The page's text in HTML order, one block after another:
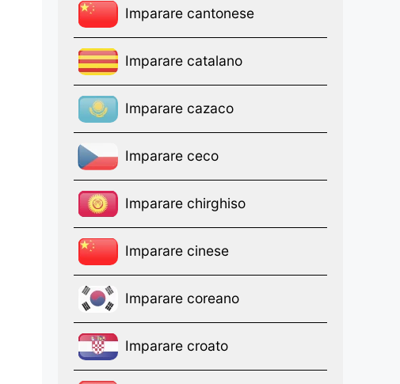
Imparare cantonese
Imparare catalano
Imparare cazaco
Imparare ceco
Imparare chirghiso
Imparare cinese
Imparare coreano
Imparare croato